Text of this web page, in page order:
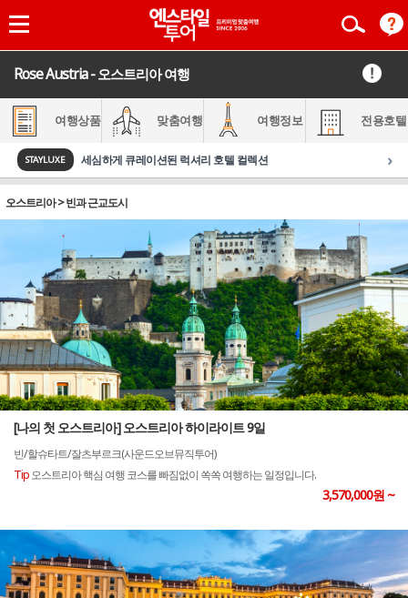
Rose Austria - 오스트리아 여행
여행상품 맞춤여행 여행정보 전용호텔
STAYLUXE 세심하게 큐레이션된 럭셔리 호텔 컬렉션 ›
오스트리아 > 빈과 근교도시
[나의 첫 오스트리아] 오스트리아 하이라이트 9일
빈/할슈타트/잘츠부르크(사운드오브뮤직투어)
Tip오스트리아 핵심 여행 코스를 빠짐없이 쏙쏙 여행하는 일정입니다.
3,570,000원 ~